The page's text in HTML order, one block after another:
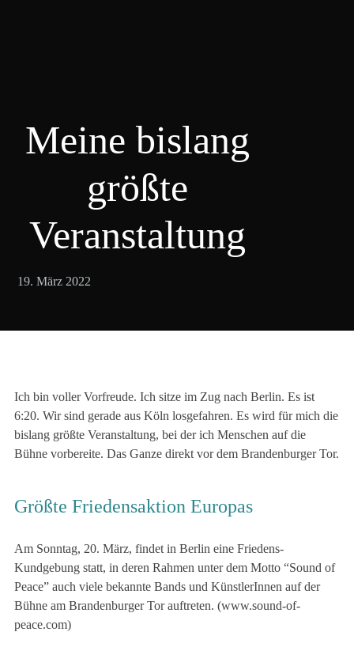
Meine bislang
größte
Veranstaltung
19. März 2022
Ich bin voller Vorfreude. Ich sitze im Zug nach Berlin. Es ist
6:20. Wir sind gerade aus Köln losgefahren. Es wird für mich die
bislang größte Veranstaltung, bei der ich Menschen auf die
Bühne vorbereite. Das Ganze direkt vor dem Brandenburger Tor.
Größte Friedensaktion Europas
Am Sonntag, 20. März, findet in Berlin eine Friedens-
Kundgebung statt, in deren Rahmen unter dem Motto “Sound of
Peace” auch viele bekannte Bands und KünstlerInnen auf der
Bühne am Brandenburger Tor auftreten. (www.sound-of-
peace.com)